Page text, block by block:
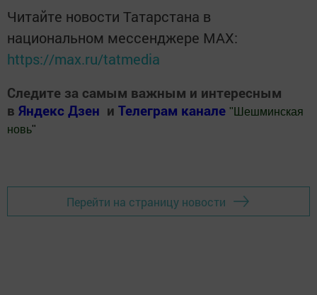
Читайте новости Татарстана в
национальном мессенджере MАХ:
https://max.ru/tatmedia
Следите за самым важным и интересным
в Яндекс Дзен и Телеграм канале " Шешминская
новь"
Перейти на страницу новости